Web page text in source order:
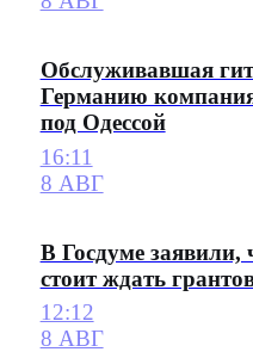
Обслуживавшая
Германию
под Одессой
16:11
8 АВГ
В Госдуме
стоит ждать
12:12
8 АВГ